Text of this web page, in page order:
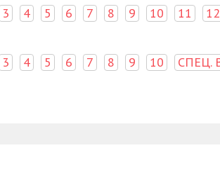
3 4 5 6 7 8 9 10 11 12
3 4 5 6 7 8 9 10 СПЕЦ.